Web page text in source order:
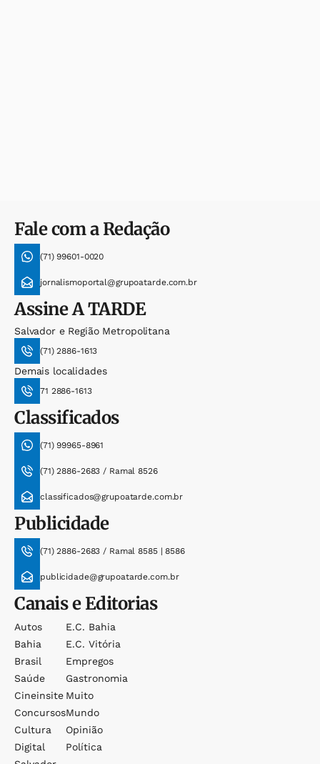
Fale com a Redação
(71) 99601-0020
jornalismoportal@grupoatarde.com.br
AssineA TARDE
Salvador e Região Metropolitana
(71) 2886-1613
Demais localidades
71 2886-1613
Classificados
(71) 99965-8961
(71) 2886-2683 / Ramal 8526
classificados@grupoatarde.com.br
Publicidade
(71) 2886-2683 / Ramal 8585 | 8586
publicidade@grupoatarde.com.br
Canais e Editorias
Autos
Bahia
Brasil
Saúde
Cineinsite
Concursos
Cultura
Digital
E.c. Bahia
E.c. Vitória
Empregos
Gastronomia
Muito
Mundo
Opinião
Política